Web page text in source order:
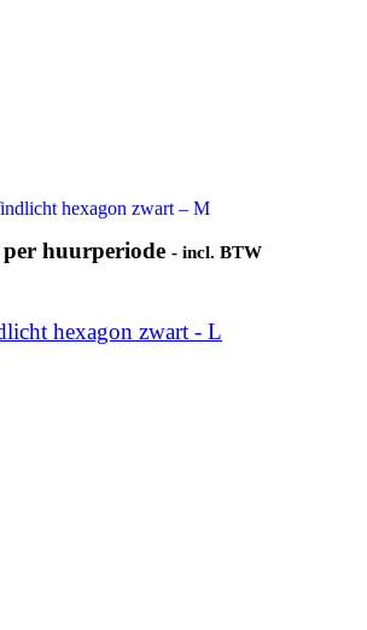
hexagon zwart – M
per huurperiode - incl. BTW